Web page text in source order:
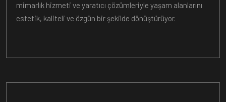
mimarlık hizmeti ve yaratıcı çözümleriyle yaşam alanlarını
estetik, kaliteli ve özgün bir şekilde dönüştürüyor.